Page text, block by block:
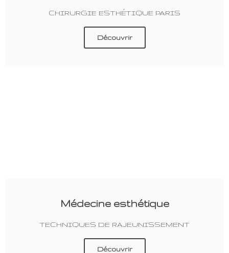
CHIRURGIE ESTHÉTIQUE PARIS
Découvrir
Médecine esthétique
TECHNIQUES DE RAJEUNISSEMENT
Découvrir